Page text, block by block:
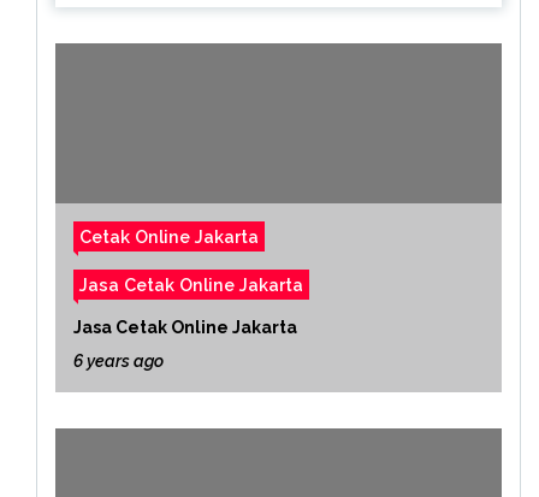
Cetak Online Jakarta
Jasa Cetak Online Jakarta
Jasa Cetak Online Jakarta
6 years ago